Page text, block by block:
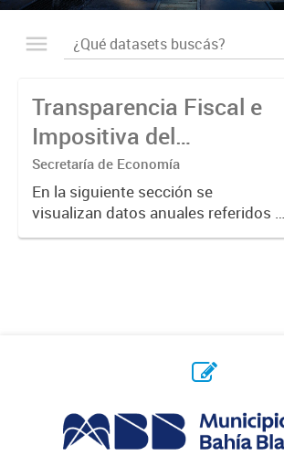
Transparencia Fiscal e
Impositiva del
Municipio. Año 2023
Secretaría de Economía
En la siguiente sección se
visualizan datos anuales referidos a
la transparencia fiscal e impositiva